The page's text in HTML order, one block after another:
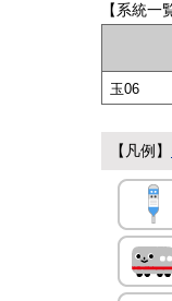
【系統一
玉06
【凡例】